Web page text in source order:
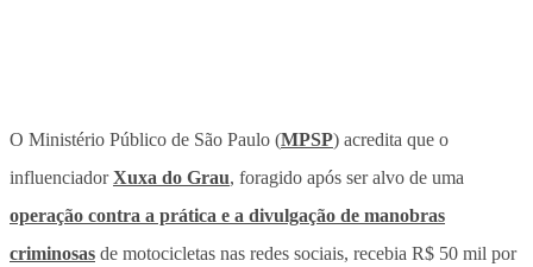
O Ministério Público de São Paulo (MPSP) acredita que o
influenciadorXuxa do Grau, foragido após ser alvo de uma
operação contra a prática e a divulgação de manobras
criminosas de motocicletas nas redes sociais, recebia R$ 50 mil por